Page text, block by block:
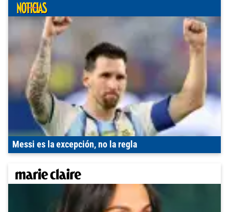
Messi es la excepción, no la regla